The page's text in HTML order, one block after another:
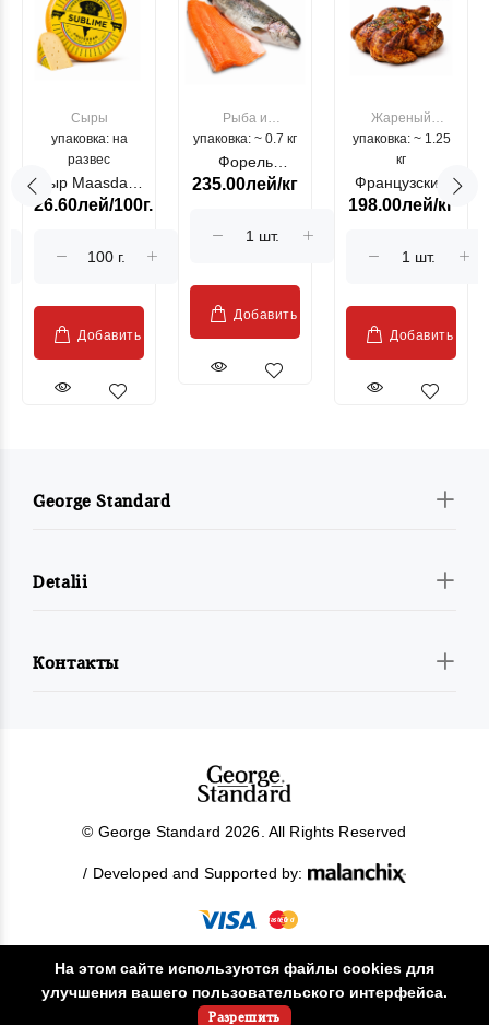
Сыры
упаковка: на
развес
Сыр Maasdam
Sublime Cow
26.60лей/100г.
Добавить
Рыба и
морепродукты
упаковка: ~ 0.7 кг
Форель
лососевая
Moldovenesc"
235.00лей/кг
Добавить
Жареный
цыпленок
упаковка: ~ 1.25
кг
Французский
гриль, кг
198.00лей/кг
Добавить
George Standard
Detalii
Контакты
© George Standard 2026. All Rights Reserved
/ Developed and Supported by:
!
На этом сайте используются файлы cookies для
улучшения вашего пользовательского интерфейса.
Разрешить